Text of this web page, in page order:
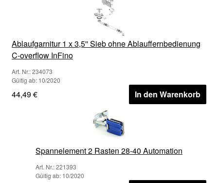
Ablaufgarnitur 1 x 3,5'' Sieb ohne Ablauffernbedienung
C-overflow InFino
Art. Nr.: 234073
Gültig ab: 10/2020
44,49 € In den Warenkorb
Spannelement 2 Rasten 28-40 Automation
Art. Nr.: 221393
Gültig ab: 10/2020